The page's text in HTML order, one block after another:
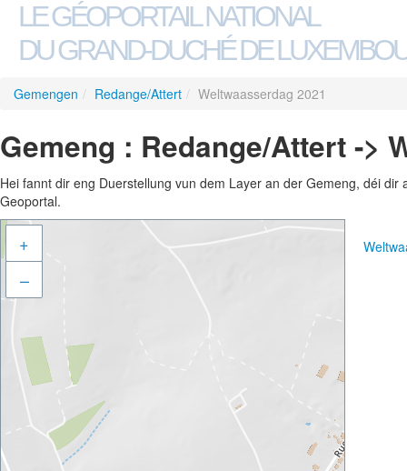
LE GÉOPORTAIL NATIONAL
DU GRAND-DUCHÉ DE
Gemengen / Redange/Attert / Weltwaasserdag 2021
Gemeng : Redange/Attert ->
Hei fannt dir eng Duerstellung vun dem Layer an der Gemeng, déi
Geoportal.
+
–